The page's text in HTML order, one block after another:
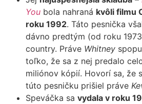
You bola nahraná kvôli filmu
roku 1992. Táto pesnička
dávno predtým (od roku
country. Práve Whitney
toľko, že sa z nej predalo
miliónov kópií. Hovorí sa, že
túto pesničku prišiel práve
Speváčka sa vydala v roku